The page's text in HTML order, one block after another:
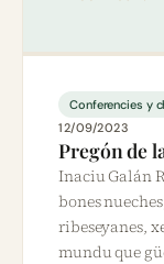
Conferencies y
12/09/2023
Pregón de
Inaciu Galán
bones
ribeseyanes,
mundu que